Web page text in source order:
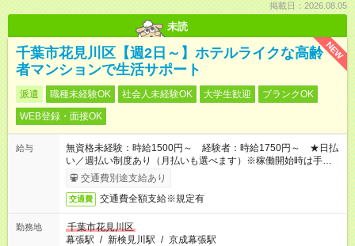
掲載日：2026.08.05
未読
NEW
千葉市花見川区【週2日～】ホテルライクな高齢
者マンションで生活サポート
派遣 職種未経験OK 社会人未経験OK 大学生歓迎
ブランクOK
WEB登録・面接OK
給与
無資格未経験：時給1500円～ 経験者：時給1750円～ ★日払
い／週払い制度あり（月払いも選べます）※稼働開始時は手続き
完了次第のお支払いとなります。
交通費別途支給あり
交通費 交通費全額支給※規定有
勤務地
千葉市花見川区
幕張駅 / 新検見川駅 / 京成幕張駅